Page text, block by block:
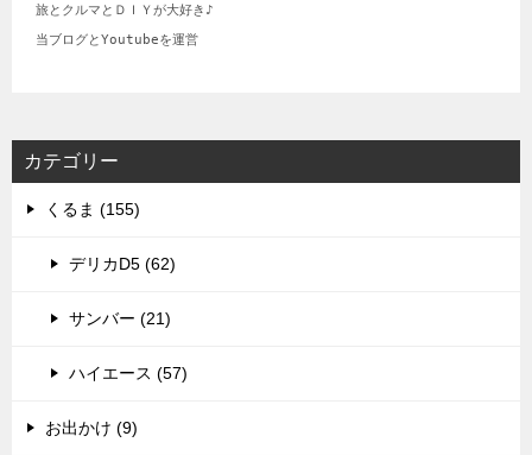
旅とクルマとＤＩＹが大好き♪
当ブログとYoutubeを運営
カテゴリー
くるま (155)
デリカD5 (62)
サンバー (21)
ハイエース (57)
お出かけ (9)